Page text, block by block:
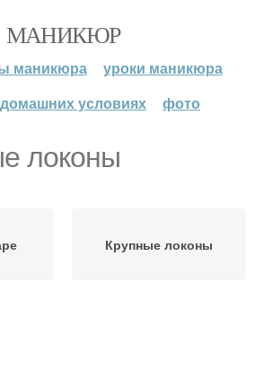
МАНИКЮР
маникюра
уроки маникюра
условиях
фото
локоны
Крупные локоны